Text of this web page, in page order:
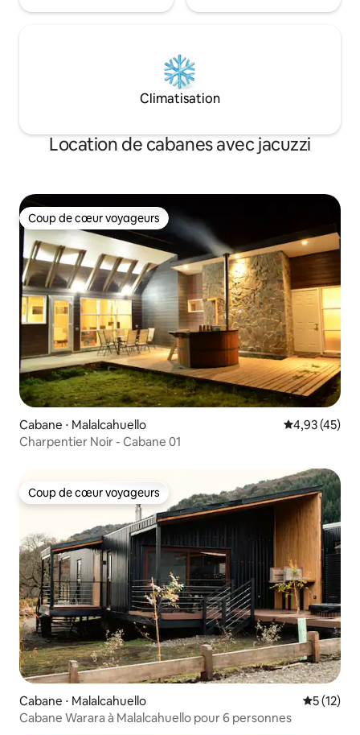
Climatisation
Location de cabanes avec jacuzzi
Coup de cœur voyageurs
Coup de cœur voyageurs
Cabane ⋅ Malalcahuello Évaluation
4,93 (45)
Charpentier Noir - Cabane 01
Coup de cœur voyageurs
Coup de cœur voyageurs
Cabane ⋅ Malalcahuello
5 (12)
Cabane Warara à Malalcahuello pour 6 personnes